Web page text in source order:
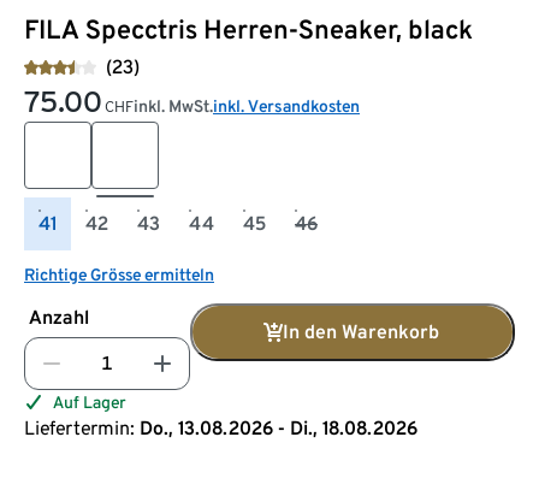
FILA Specctris Herren-Sneaker, black
(23)
75.00 CHFinkl. MwSt.inkl. Versandkosten
41 42 43 44 45 46
Richtige Grösse ermitteln
Anzahl
In den Warenkorb
Auf Lager
Liefertermin: Do., 13.08.2026 - Di., 18.08.2026